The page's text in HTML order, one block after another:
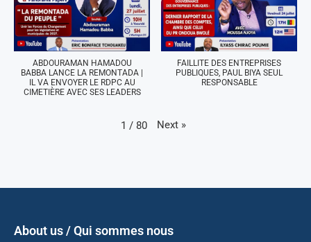
ABDOURAMAN HAMADOU
BABBA LANCE LA REMONTADA |
IL VA ENVOYER LE RDPC AU
CIMETIÈRE AVEC SES LEADERS
FAILLITE DES ENTREPRISES
PUBLIQUES, PAUL BIYA SEUL
RESPONSABLE
1 / 80 Next »
About us / Qui sommes nous